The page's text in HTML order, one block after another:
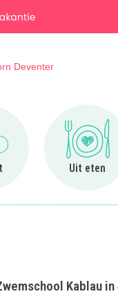
Deventer
Eropuit
Uit eten
Ga
Kablau